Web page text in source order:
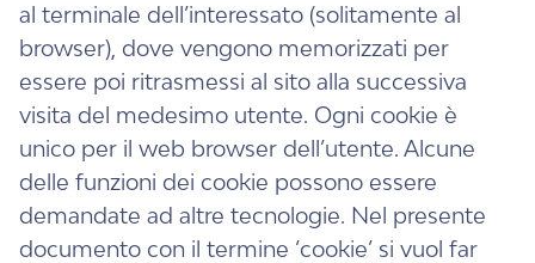
al terminale dell’interessato (solitamente al
browser), dove vengono memorizzati per
essere poi ritrasmessi al sito alla successiva
visita del medesimo utente. Ogni cookie è
unico per il web browser dell’utente. Alcune
delle funzioni dei cookie possono essere
demandate ad altre tecnologie. Nel presente
documento con il termine ‘cookie’ si vuol far